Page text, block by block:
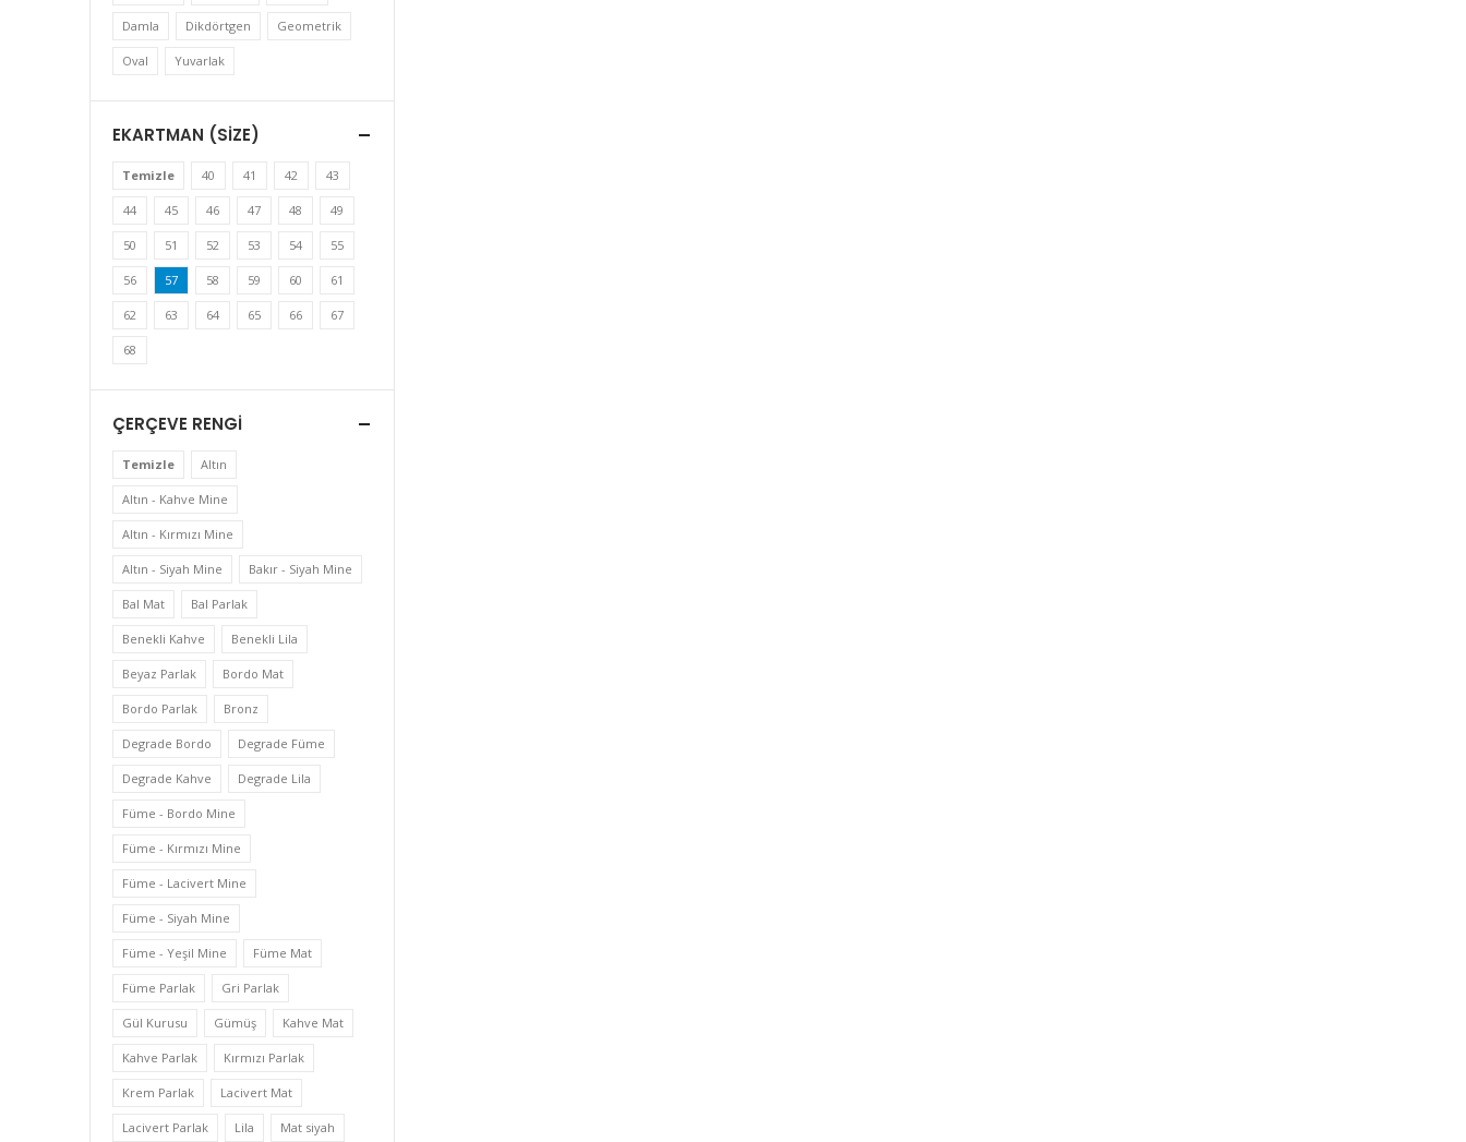
Damla Dikdörtgen Geometrik
Oval Yuvarlak
EKARTMAN (SIZE)
Temizle 40 41 42 43
44 45 46 47 48 49
50 51 52 53 54 55
56 57 58 59 60 61
62 63 64 65 66 67
68
ÇERÇEVE RENGI
Temizle Altın
Altın - Kahve Mine
Altın - Kırmızı Mine
Altın - Siyah Mine Bakır - Siyah Mine
Bal Mat Bal Parlak
Benekli Kahve Benekli Lila
Beyaz Parlak Bordo Mat
Bordo Parlak Bronz
Degrade Bordo Degrade Füme
Degrade Kahve Degrade Lila
Füme - Bordo Mine
Füme - Kırmızı Mine
Füme - Lacivert Mine
Füme - Siyah Mine
Füme - Yeşil Mine Füme Mat
Füme Parlak Gri Parlak
Gül Kurusu Gümüş Kahve Mat
Kahve Parlak Kırmızı Parlak
Krem Parlak Lacivert Mat
Lacivert Parlak Lila Mat siyah